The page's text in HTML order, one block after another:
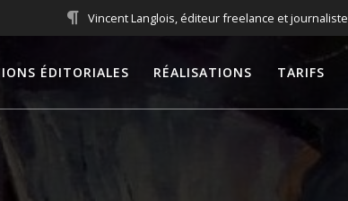
Vincent Langlois, éditeur freelance et journaliste
ÉDITORIALES RÉALISATIONS TARIFS